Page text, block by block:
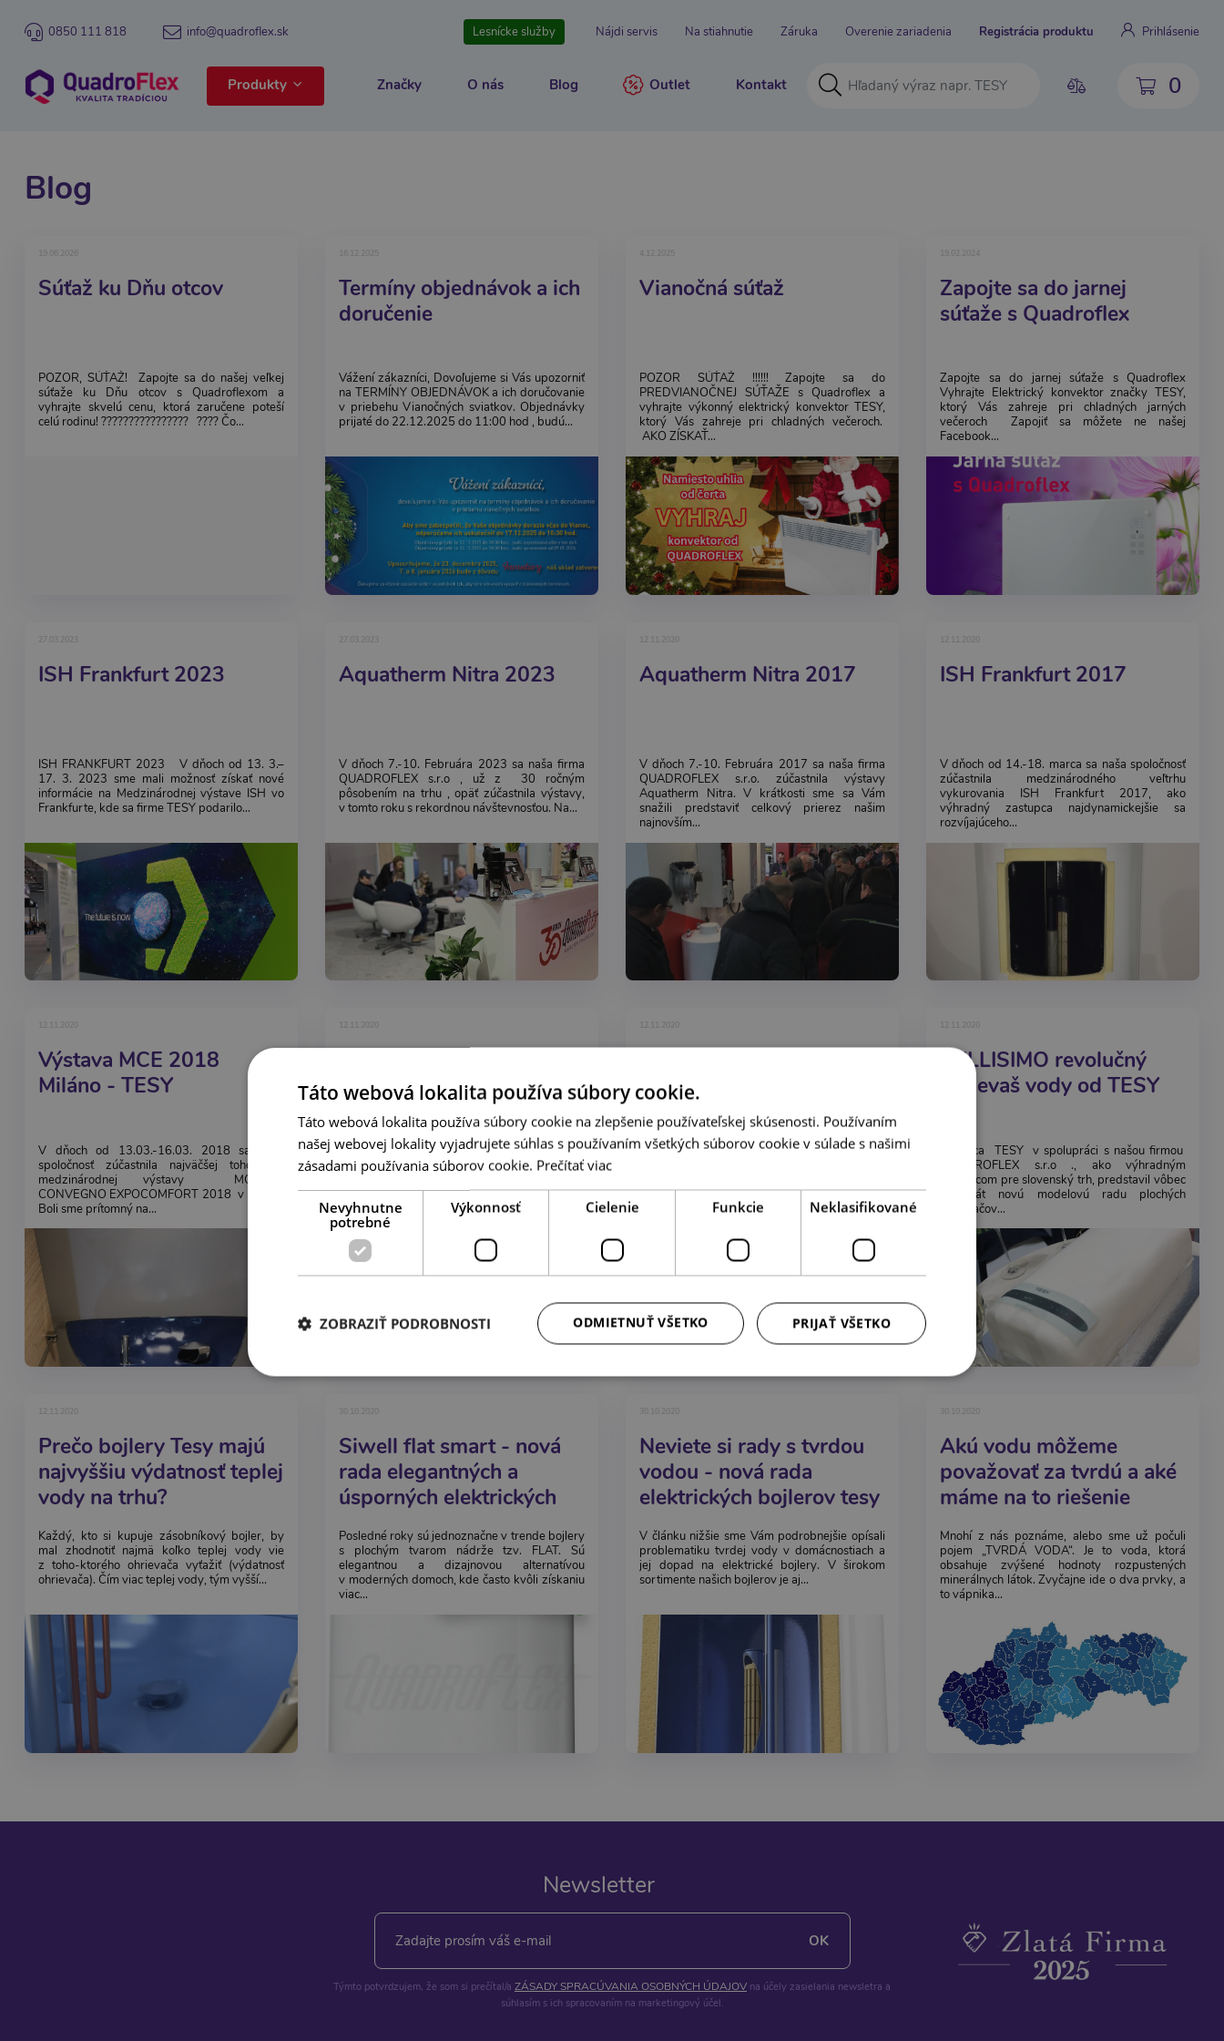
0850 111 818 info@quadroflex.sk Lesnícke služby Nájdi servis Na stiahnutie Záruka Overenie zariadenia Registrácia produktu Prihlásenie
Produkty Značky O nás Blog Outlet Kontakt 0
Blog
Súťaž ku Dňu otcov
POZOR, SÚŤAŽ! Zapojte sa do našej veľkej
súťaže ku Dňu otcov s Quadroflexom a
vyhrajte skvelú cenu, ktorá zaručene poteší
celú rodinu! ????‍????‍????‍???? ???? Čo...
Termíny objednávok a ich
doručenie
Vážení zákazníci, Dovoľujeme si Vás upozorniť
na TERMÍNY OBJEDNÁVOK a ich doručovanie
v priebehu Vianočných sviatkov. Objednávky
prijaté do 22.12.2025 do 11:00 hod , budú...
Vianočná súťaž
POZOR SÚŤAŽ !!!!!! Zapojte sa do
PREDVIANOČNEJ SÚŤAŽE s Quadroflex a
vyhrajte výkonný elektrický konvektor TESY,
ktorý Vás zahreje pri chladných večeroch.
AKO ZÍSKAŤ...
Zapojte sa do jarnej
súťaže s Quadroflex
Zapojte sa do jarnej súťaže s Quadroflex
Vyhrajte Elektrický konvektor značky TESY,
ktorý Vás zahreje pri chladných jarných
večeroch Zapojiť sa môžete ne našej
Facebook...
ISH Frankfurt 2023
ISH FRANKFURT 2023 V dňoch od 13. 3.–
17. 3. 2023 sme mali možnosť získať nové
informácie na Medzinárodnej výstave ISH vo
Frankfurte, kde sa firme TESY podarilo...
Aquatherm Nitra 2023
V dňoch 7.-10. Februára 2023 sa naša firma
QUADROFLEX s.r.o , už z 30 ročným
pôsobením na trhu , opäť zúčastnila výstavy,
v tomto roku s rekordnou návštevnosťou. Na...
Aquatherm Nitra 2017
V dňoch 7.-10. Februára 2017 sa naša firma
QUADROFLEX s.r.o. zúčastnila výstavy
Aquatherm Nitra. V krátkosti sme sa Vám
snažili predstaviť celkový prierez našim
najnovším...
ISH Frankfurt 2017
V dňoch od 14.-18. marca sa naša spoločnosť
zúčastnila medzinárodného veľtrhu
vykurovania ISH Frankfurt 2017, ako
výhradný zastupca najdynamickejšie sa
rozvíjajúceho...
Výstava MCE 2018
Miláno - TESY
V dňoch od 13.03.-16.03. 2018 sa naša
spoločnosť zúčastnila najväčšej tohoročnej
medzinárodnej výstavy MOSTRA
CONVEGNO EXPOCOMFORT 2018 v Miláne.
Boli sme prítomný na...
Miláno - CIM
Náš dlhoročný partner - výrobca našich
expanzných nádob CIMM nás milo prekvapil.
Ako vďaku za dlhoročnú spoluprácu, takmer
15 rokov, nás ocenil nádhernou plaketou.
Okrem toho...
QUADROFLEX na výstave AQUATHERM
veľtrhu AQUATHERM NITRA 2019. Na ešte
väčšej ploche, ako...
BELLISIMO revolučný
ohrievaš vody od TESY
Výrobca TESY v spolupráci s našou firmou
QUADROFLEX s.r.o ., ako výhradným
zástupcom pre slovenský trh, predstavil vôbec
prvýkrát novú modelovú radu plochých
ohrievačov...
Prečo bojlery Tesy majú
najvyššiu výdatnosť teplej
vody na trhu?
Každý, kto si kupuje zásobníkový bojler, by
mal zhodnotiť najmä koľko teplej vody vie
z toho-ktorého ohrievača vyťažiť (výdatnosť
ohrievača). Čím viac teplej vody, tým vyšší...
Siwell flat smart - nová
rada elegantných a
úsporných elektrických
bojlerov
Posledné roky sú jednoznačne v trende bojlery
s plochým tvarom nádrže tzv. FLAT. Sú
elegantnou a dizajnovou alternatívou
v moderných domoch, kde často kvôli získaniu
viac...
Neviete si rady s tvrdou
vodou - nová rada
elektrických bojlerov tesy
modeco
V článku nižšie sme Vám podrobnejšie opísali
problematiku tvrdej vody v domácnostiach a
jej dopad na elektrické bojlery. V širokom
sortimente našich bojlerov je aj...
Akú vodu môžeme
považovať za tvrdú a aké
máme na to riešenie
Mnohí z nás poznáme, alebo sme už počuli
pojem „TVRDÁ VODA“. Je to voda, ktorá
obsahuje zvýšené hodnoty rozpustených
minerálnych látok. Zvyčajne ide o dva prvky, a
to vápnika...
Newsletter
Týmto potvrdzujem, že som si prečítal/a ZÁSADY SPRACÚVANIA OSOBNÝCH ÚDAJOV na účely zasielania newsletra a
súhlasím s ich spracovaním na marketingový účel.
Táto webová lokalita používa súbory cookie.
Táto webová lokalita používa súbory cookie na zlepšenie používateľskej skúsenosti. Používaním
našej webovej lokality vyjadrujete súhlas s používaním všetkých súborov cookie v súlade s našimi
zásadami používania súborov cookie. Prečítať viac
Nevyhnutne
potrebné
Výkonnosť Cielenie Funkcie Neklasifikované
PRIJAŤ VŠETKO
ODMIETNUŤ VŠETKO
ZOBRAZIŤ PODROBNOSTI